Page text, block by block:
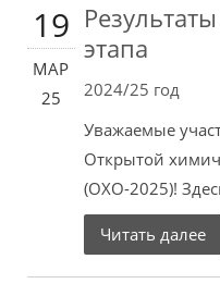
19
МАР
25
этапа
2024/25 год
Уважаемые
Открытой
(ОХО-2025)!
Читать далее